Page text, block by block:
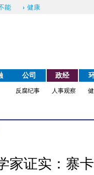
能 健康
公司 政经
反腐纪事
人事观察
家证实：寨